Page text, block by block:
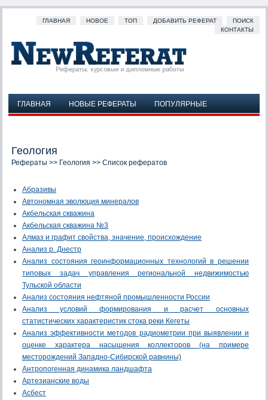
ГЛАВНАЯ НОВОЕ ТОП ДОБАВИТЬ РЕФЕРАТ
ПОИСК
КОНТАКТЫ
ГЛАВНАЯ НОВЫЕ РЕФЕРАТЫ
ПОПУЛЯРНЫЕ
Геология
Рефераты >> Геология >> Список рефератов
Абразивы
Автономная эволюция минералов
Акбельская скважина
Акбельская скважина №3
Алмаз и графит свойства, значение, происхождение
Анализ р. Днестр
Анализ состояния геоинформационных технологий в решении
типовых задач управления региональной недвижимостью
Тульской области
Анализ состояния нефтяной промышленности России
Анализ условий формирования и расчет основных
статистических характеристик стока реки Кегеты
Анализ эффективности методов радиометрии при выявлении и
оценке характера насыщения коллекторов (на примере
месторождений Западно-Сибирской равнины)
Антропогенная динамика ландшафта
Артезианские воды
Асбест